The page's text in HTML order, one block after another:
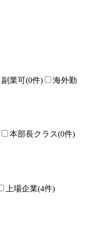
副業可(0件)
海外勤
本部長クラス(0件)
上場企業(4件)